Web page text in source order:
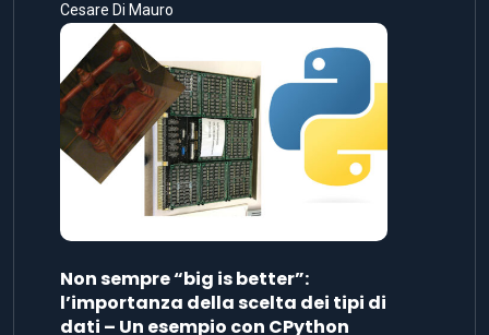
Cesare Di Mauro
Non sempre “big is better”:
l’importanza della scelta dei tipi di
dati – Un esempio con CPython